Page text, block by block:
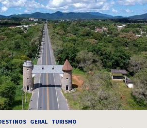
GERAL TURISMO